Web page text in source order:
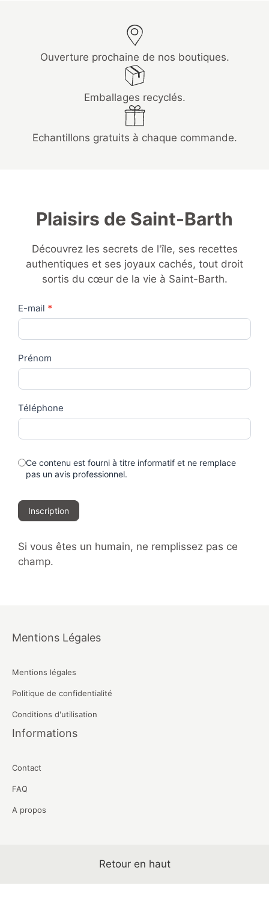
Ouverture prochaine de nos boutiques.
Emballages recyclés.
Echantillons gratuits à chaque commande.
Plaisirs de Saint-Barth
Découvrez les secrets de l'île, ses recettes
authentiques et ses joyaux cachés, tout droit
sortis du cœur de la vie à Saint-Barth.
Contact
Us
E-mail *
Prénom
Téléphone
Ce contenu est fourni à titre informatif et ne remplace
pas un avis professionnel.
Inscription
Si vous êtes un humain, ne remplissez pas ce
champ.
Mentions Légales
Mentions légales
Politique de confidentialité
Conditions d'utilisation
Informations
Contact
FAQ
A propos
Retour en haut